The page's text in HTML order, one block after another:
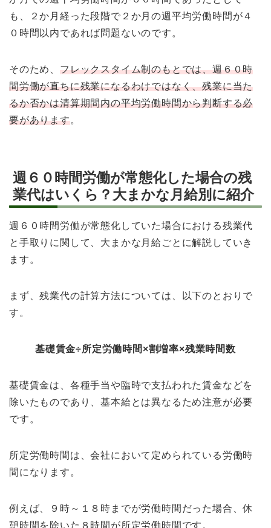
も、２か月経った段階で２か月の週平均労働時間が４
０時間以内であれば問題ないのです。
そのため、 フレックスタイム制のもとでは、週６０時
間労働が直ちに残業になるわけではなく、残業に当た
るか否かは清算期間内の平均労働時間から判断する必
要があります。
週６０時間労働が常態化した場合の残
業代はいくら？大まかな月給別に紹介
週６０時間労働が常態化していた場合における残業代
と手取りに関して、大まかな月給ごとに解説していき
ます。
まず、残業代の計算方法については、以下のとおりで
す。
基礎賃金÷所定労働時間×割増率×残業時間数
基礎賃金は、各種手当や臨時で支払われた賃金などを
除いたものであり、基本給とは異なるため注意が必要
です。
所定労働時間は、会社において定められている労働時
間になります。
例えば、９時～１８時までが労働時間だった場合、休
憩時間を除いた８時間が所定労働時間です。